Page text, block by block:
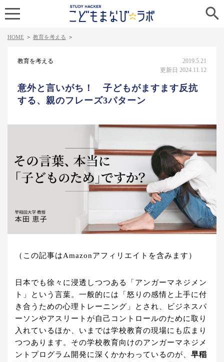

HOME > 教育を考える >
教育を考える
2019.5.21
更新日 2024.11.12
意外と言いがち！ 子どもがますます反抗
する、親のフレーズ3パターン
（この記事はAmazonアフィリエイトを含みます）
日本でも徐々に浸透しつつある「アンガーマネジメン
ト」という言葉。一般的には「怒りの感情と上手に付
き合うための心理トレーニング」とされ、ビジネスパ
ーソンやアスリートが自己コントロールのために取り
入れているほか、いまでは学校教育の現場にも広まり
つつあります。その学校教育向けのアンガーマネジメ
ントプログラム開発に深くかかわっているのが、 早稲